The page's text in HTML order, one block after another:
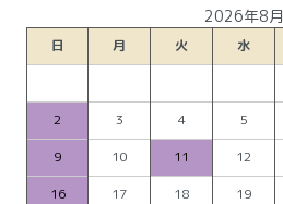
2026年8月
日 月 火 水
2
3 4 5
9
10 11 12
16
17 18 19